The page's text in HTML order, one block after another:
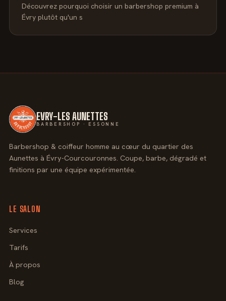
Découvrez pourquoi choisir un barbershop premium à
Évry plutôt qu'un s
EVRY-LES AUNETTES
BARBERSHOP · ESSONNE
Barbershop & coiffeur homme au cœur du quartier des
Aunettes à Évry-Courcouronnes. Coupe, barbe, dégradé et
finitions par une équipe expérimentée.
LE SALON
Services
Tarifs
À propos
Blog